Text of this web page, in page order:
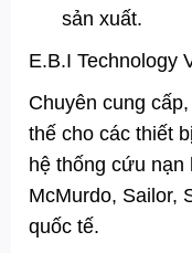
sản xuất.
E.B.I Technology
Chuyên cung
thế cho các thiết
hệ thống cứu nạn
McMurdo, Sailor,
quốc tế.